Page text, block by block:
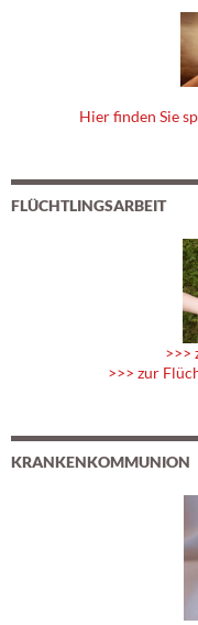
Hier finden Sie
FLÜCHTLINGSARBEIT
>>>
>>> zur
KRANKENKOMMUNION